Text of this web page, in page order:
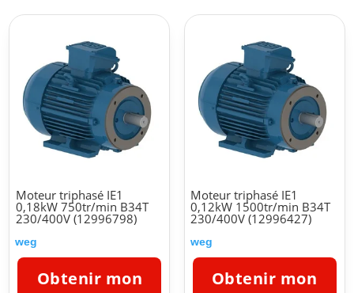
Moteur triphasé IE1
0,18kW 750tr/min B34T
230/400V (12996798)
weg
Obtenir mon
Moteur triphasé IE1
0,12kW 1500tr/min B34T
230/400V (12996427)
weg
Obtenir mon